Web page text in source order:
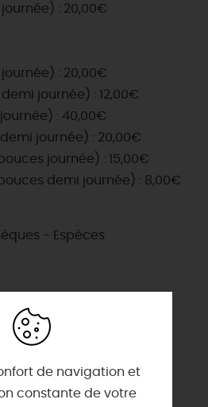
: 20,00€
: 20,00€
journée) : 12,00€
: 40,00€
journée) : 20,00€
journée) : 15,00€
demi journée) : 8,00€
- Espèces
& ÉQUIPEMENTS
(3 à 12 personnes)
de navigation et
constante de votre